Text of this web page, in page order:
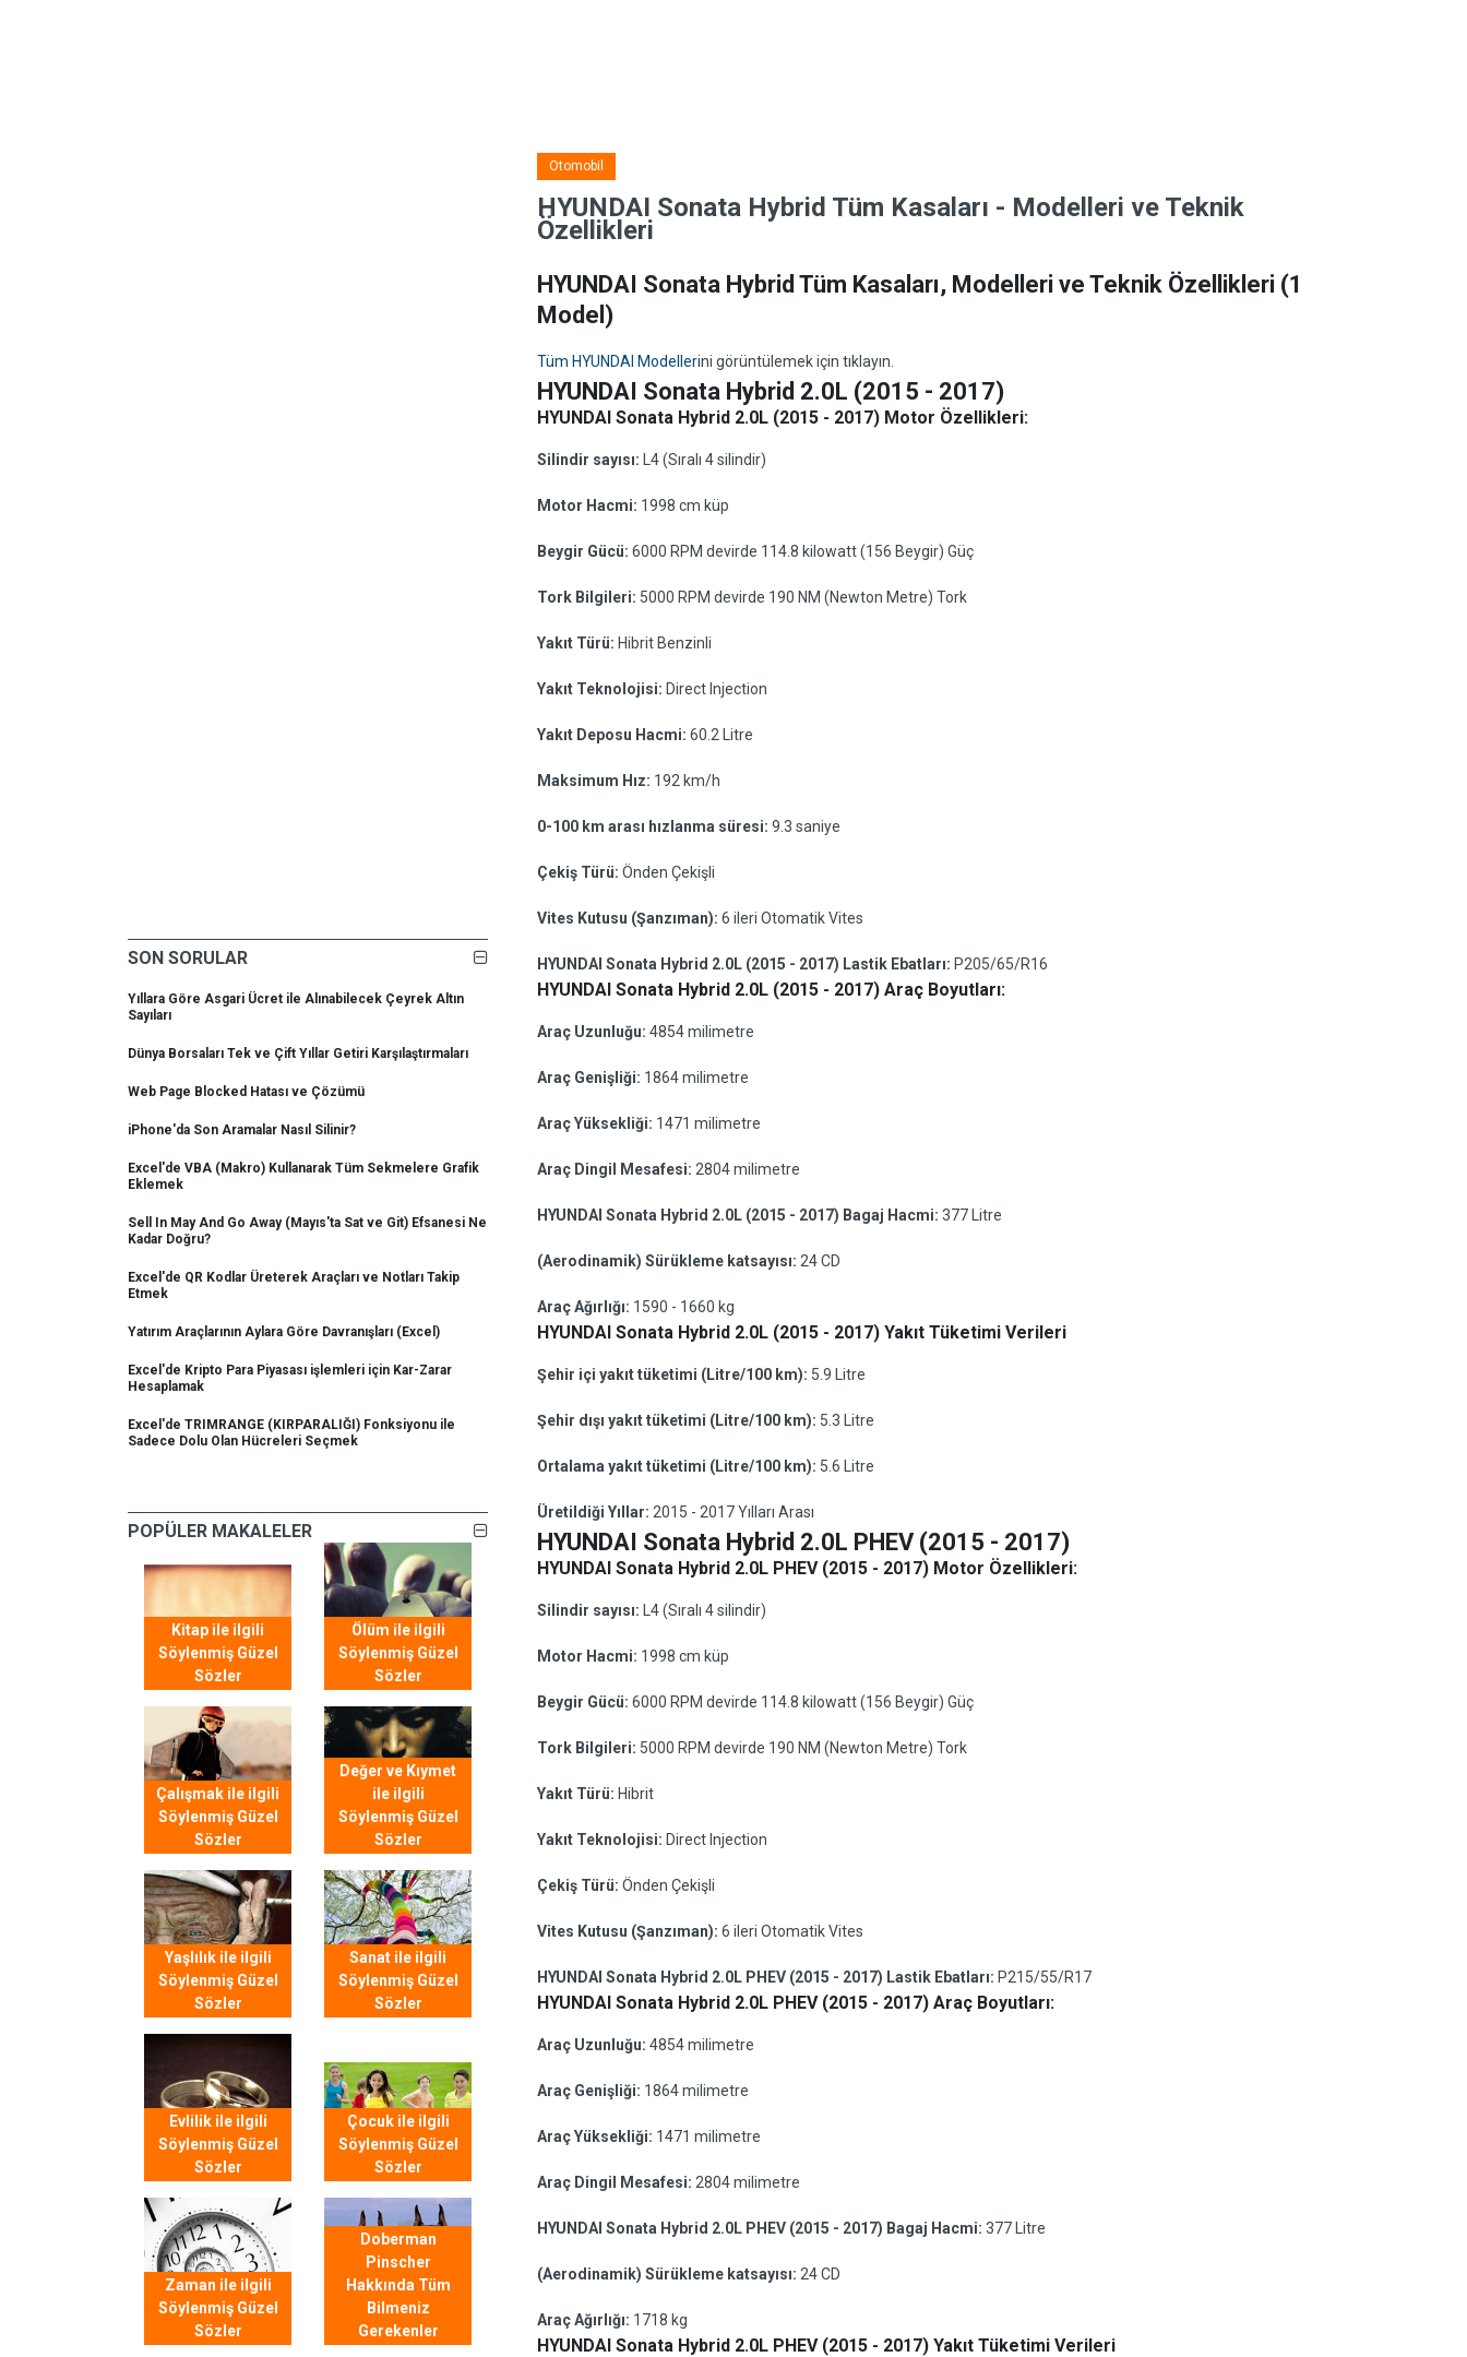
SON SORULAR
Yıllara Göre Asgari Ücret ile Alınabilecek Çeyrek Altın
Sayıları
Dünya Borsaları Tek ve Çift Yıllar Getiri Karşılaştırmaları
Web Page Blocked Hatası ve Çözümü
iPhone'da Son Aramalar Nasıl Silinir?
Excel'de VBA (Makro) Kullanarak Tüm Sekmelere Grafik
Eklemek
Sell In May And Go Away (Mayıs'ta Sat ve Git) Efsanesi Ne
Kadar Doğru?
Excel'de QR Kodlar Üreterek Araçları ve Notları Takip
Etmek
Yatırım Araçlarının Aylara Göre Davranışları (Excel)
Excel'de Kripto Para Piyasası işlemleri için Kar-Zarar
Hesaplamak
Excel'de TRIMRANGE (KIRPARALIĞI) Fonksiyonu ile
Sadece Dolu Olan Hücreleri Seçmek
POPÜLER MAKALELER
Kitap ile ilgili
Söylenmiş Güzel
Sözler
Ölüm ile ilgili
Söylenmiş Güzel
Sözler
Çalışmak ile ilgili
Söylenmiş Güzel
Sözler
Değer ve Kıymet
ile ilgili
Söylenmiş Güzel
Sözler
Yaşlılık ile ilgili
Söylenmiş Güzel
Sözler
Sanat ile ilgili
Söylenmiş Güzel
Sözler
Evlilik ile ilgili
Söylenmiş Güzel
Sözler
Çocuk ile ilgili
Söylenmiş Güzel
Sözler
Zaman ile ilgili
Söylenmiş Güzel
Sözler
Doberman
Pinscher
Hakkında Tüm
Bilmeniz
Gerekenler
Otomobil
HYUNDAI Sonata Hybrid Tüm Kasaları - Modelleri ve Teknik
Özellikleri
HYUNDAI Sonata Hybrid Tüm Kasaları, Modelleri ve Teknik Özellikleri (1
Model)
Tüm HYUNDAI Modellerini görüntülemek için tıklayın.
HYUNDAI Sonata Hybrid 2.0L (2015 - 2017)
HYUNDAI Sonata Hybrid 2.0L (2015 - 2017) Motor Özellikleri:
Silindir sayısı: L4 (Sıralı 4 silindir)
Motor Hacmi: 1998 cm küp
Beygir Gücü: 6000 RPM devirde 114.8 kilowatt (156 Beygir) Güç
Tork Bilgileri: 5000 RPM devirde 190 NM (Newton Metre) Tork
Yakıt Türü: Hibrit Benzinli
Yakıt Teknolojisi: Direct Injection
Yakıt Deposu Hacmi: 60.2 Litre
Maksimum Hız: 192 km/h
0-100 km arası hızlanma süresi: 9.3 saniye
Çekiş Türü: Önden Çekişli
Vites Kutusu (Şanzıman): 6 ileri Otomatik Vites
HYUNDAI Sonata Hybrid 2.0L (2015 - 2017) Lastik Ebatları: P205/65/R16
HYUNDAI Sonata Hybrid 2.0L (2015 - 2017) Araç Boyutları:
Araç Uzunluğu: 4854 milimetre
Araç Genişliği: 1864 milimetre
Araç Yüksekliği: 1471 milimetre
Araç Dingil Mesafesi: 2804 milimetre
HYUNDAI Sonata Hybrid 2.0L (2015 - 2017) Bagaj Hacmi: 377 Litre
(Aerodinamik) Sürükleme katsayısı: 24 CD
Araç Ağırlığı: 1590 - 1660 kg
HYUNDAI Sonata Hybrid 2.0L (2015 - 2017) Yakıt Tüketimi Verileri
Şehir içi yakıt tüketimi (Litre/100 km): 5.9 Litre
Şehir dışı yakıt tüketimi (Litre/100 km): 5.3 Litre
Ortalama yakıt tüketimi (Litre/100 km): 5.6 Litre
Üretildiği Yıllar: 2015 - 2017 Yılları Arası
HYUNDAI Sonata Hybrid 2.0L PHEV (2015 - 2017)
HYUNDAI Sonata Hybrid 2.0L PHEV (2015 - 2017) Motor Özellikleri:
Silindir sayısı: L4 (Sıralı 4 silindir)
Motor Hacmi: 1998 cm küp
Beygir Gücü: 6000 RPM devirde 114.8 kilowatt (156 Beygir) Güç
Tork Bilgileri: 5000 RPM devirde 190 NM (Newton Metre) Tork
Yakıt Türü: Hibrit
Yakıt Teknolojisi: Direct Injection
Çekiş Türü: Önden Çekişli
Vites Kutusu (Şanzıman): 6 ileri Otomatik Vites
HYUNDAI Sonata Hybrid 2.0L PHEV (2015 - 2017) Lastik Ebatları: P215/55/R17
HYUNDAI Sonata Hybrid 2.0L PHEV (2015 - 2017) Araç Boyutları:
Araç Uzunluğu: 4854 milimetre
Araç Genişliği: 1864 milimetre
Araç Yüksekliği: 1471 milimetre
Araç Dingil Mesafesi: 2804 milimetre
HYUNDAI Sonata Hybrid 2.0L PHEV (2015 - 2017) Bagaj Hacmi: 377 Litre
(Aerodinamik) Sürükleme katsayısı: 24 CD
Araç Ağırlığı: 1718 kg
HYUNDAI Sonata Hybrid 2.0L PHEV (2015 - 2017) Yakıt Tüketimi Verileri